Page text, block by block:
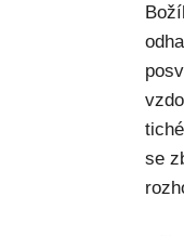
se